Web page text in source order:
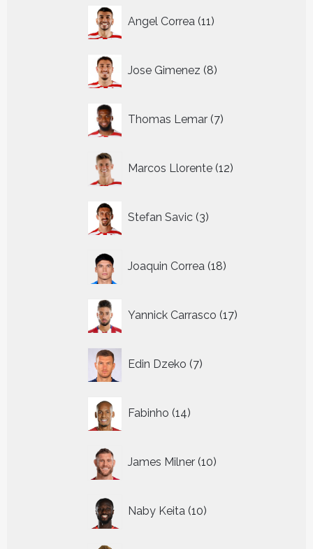
Angel Correa 11
producten
Jose Gimenez 8
producten
Thomas Lemar 7
producten
Marcos Llorente 12
producten
Stefan Savic 3
producten
Joaquin Correa 18
producten
Yannick Carrasco 17
producten
Edin Dzeko 7
producten
Fabinho 14
producten
James Milner 10
producten
Naby Keita 10
producten